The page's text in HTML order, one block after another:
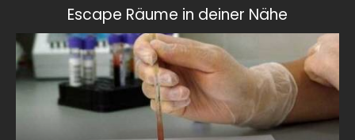
Escape Räume in deiner Nähe